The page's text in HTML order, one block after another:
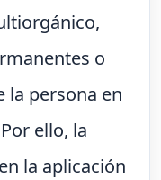
o
la persona en
ello, la
la aplicación